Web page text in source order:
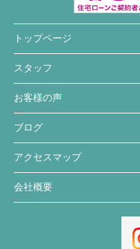
トップページ
スタッフ
お客様の声
ブログ
アクセスマップ
会社概要